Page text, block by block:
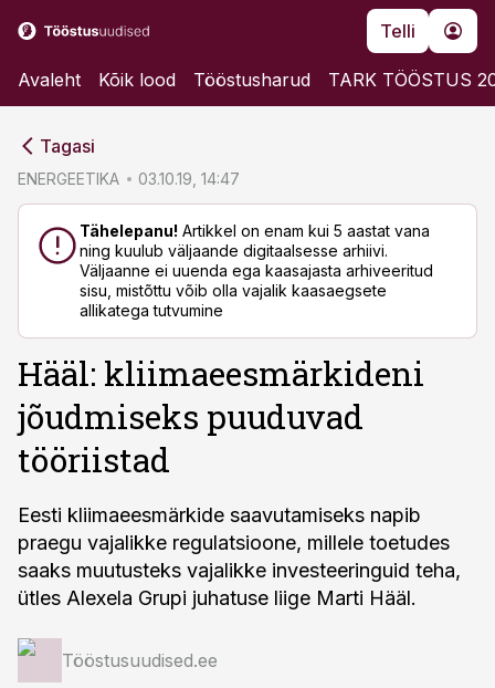
Telli
Avaleht Kõik lood Tööstusharud TARK TÖÖSTUS
Tagasi
ENERGEETIKA 03.10.19, 14:47
Tähelepanu! Artikkel on enam kui 5 aastat vana
ning kuulub väljaande digitaalsesse arhiivi.
Väljaanne ei uuenda ega kaasajasta arhiveeritud
sisu, mistõttu võib olla vajalik kaasaegsete
allikatega tutvumine
Hääl: kliimaeesmärkideni
jõudmiseks puuduvad
tööriistad
Eesti kliimaeesmärkide saavutamiseks napib
praegu vajalikke regulatsioone, millele toetudes
saaks muutusteks vajalikke investeeringuid teha,
ütles Alexela Grupi juhatuse liige Marti Hääl.
Tööstusuudised.ee